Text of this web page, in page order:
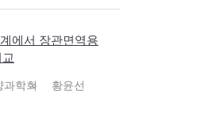
에서 장관면역용
과학회
황윤선